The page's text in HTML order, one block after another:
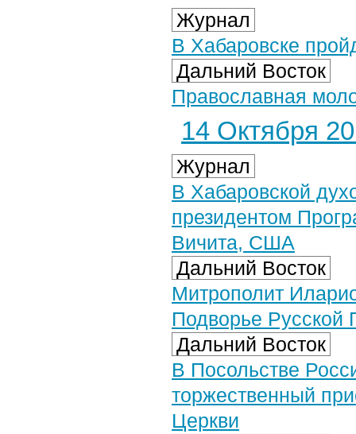
Журнал
В Хабаровске
Дальний Восток
Православная
14 Октября
Журнал
В Хабаровской
президентом
Вичита, США
Дальний Восток
Митрополит
Подворье Русской
Дальний Восток
В Посольстве
торжественный
Церкви